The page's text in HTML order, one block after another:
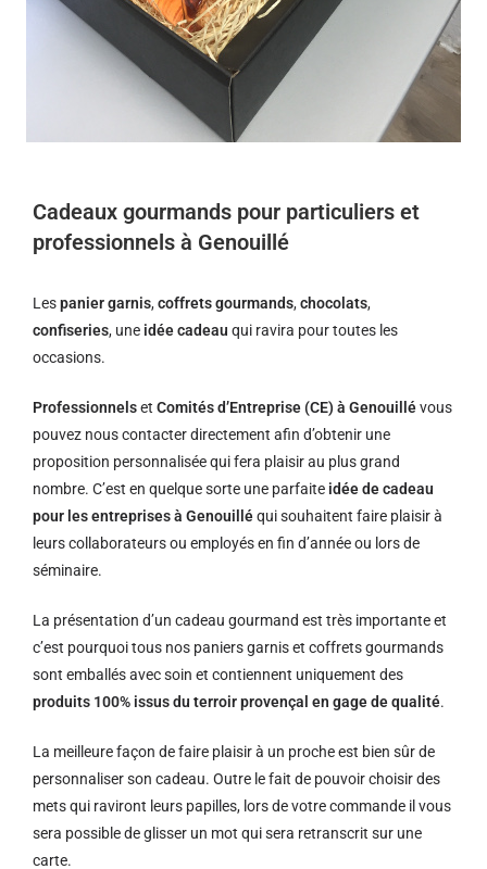
Cadeaux gourmands pour particuliers et
professionnels à Genouillé
Lespanier garnis,coffrets gourmands,chocolats,
confiseries, une idée cadeau qui ravira pour toutes les
occasions.
Professionnelset Comités d’Entreprise (CE) à Genouillévous
pouvez nous contacter directement afin d’obtenir une
proposition personnalisée qui fera plaisir au plus grand
nombre. C’est en quelque sorte une parfaite idée de cadeau
pour les entreprises à Genouilléqui souhaitent faire plaisir à
leurs collaborateurs ou employés en fin d’année ou lors de
séminaire.
La présentation d’un cadeau gourmand est très importante et
c’est pourquoi tous nos paniers garnis et coffrets gourmands
sont emballés avec soin et contiennent uniquement des
produits 100% issus du terroir provençal en gage de qualité.
La meilleure façon de faire plaisir à un proche est bien sûr de
personnaliser son cadeau. Outre le fait de pouvoir choisir des
mets qui raviront leurs papilles, lors de votre commande il vous
sera possible de glisser un mot qui sera retranscrit sur une
carte.